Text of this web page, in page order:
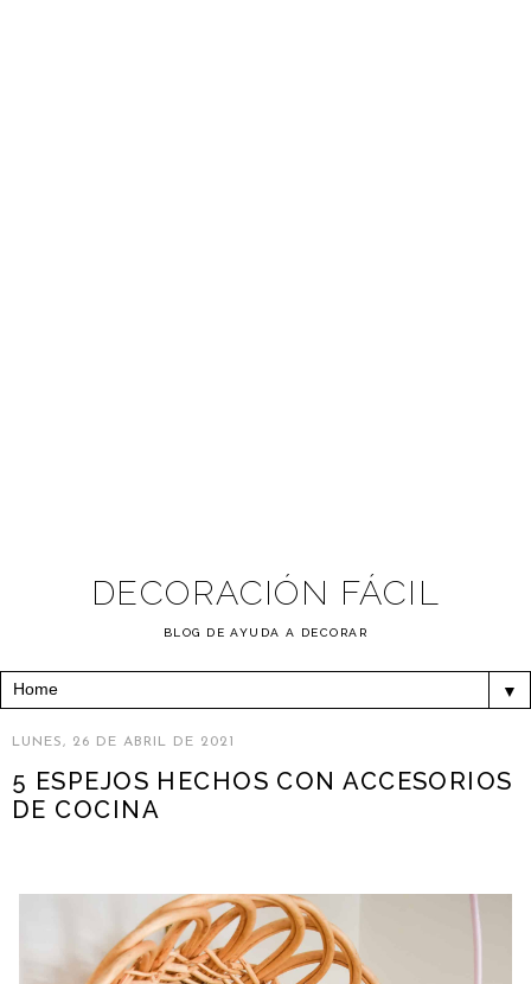
DECORACIÓN FÁCIL
BLOG DE AYUDA A DECORAR
▼
LUNES, 26 DE ABRIL DE 2021
5 ESPEJOS HECHOS CON ACCESORIOS
DE COCINA